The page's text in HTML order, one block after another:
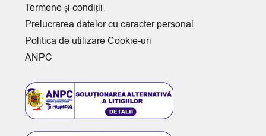
Termene și condiții
Prelucrarea datelor cu caracter personal
Politica de utilizare Cookie-uri
ANPC